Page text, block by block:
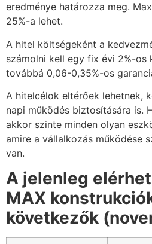
eredménye határozza meg.
25%-a lehet.
A hitel költségeként a
számolni kell egy fix évi 2%-os
továbbá 0,06-0,35%-os
A hitelcélok eltérőek lehetnek,
napi működés biztosítására is.
akkor szinte minden olyan
amire a vállalkozás működése
van.
A jelenleg
MAX
következők